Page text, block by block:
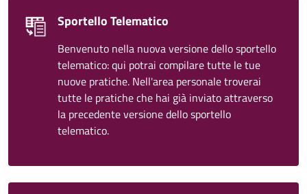
Sportello Telematico
Benvenuto nella nuova versione dello sportello
telematico: qui potrai compilare tutte le tue
nuove pratiche. Nell'area personale troverai
tutte le pratiche che hai già inviato attraverso
la precedente versione dello sportello
telematico.